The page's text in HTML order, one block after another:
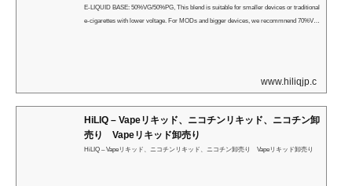
E-LIQUID BASE: 50%VG/50%PG, This blend is suitable for smaller devices or traditional
e-cigarettes with lower voltage. For MODs and bigger devices, we recommnend 70%VG/
www.hiliqjp.com
HiLIQ – Vapeリキッド、ニコチンリキッド、ニコチン卸
売り Vapeリキッド卸売り
HiLIQ – Vapeリキッド、ニコチンリキッド、ニコチン卸売り Vapeリキッド卸売り